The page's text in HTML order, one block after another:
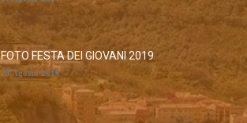
FOTO FESTA DEI GIOVANI 2019
28 Agosto 2019